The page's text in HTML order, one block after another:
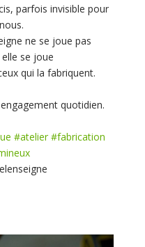
parfois invisible pour
ne se joue pas
se joue
qui la fabriquent.
quotidien.
#atelier #fabrication